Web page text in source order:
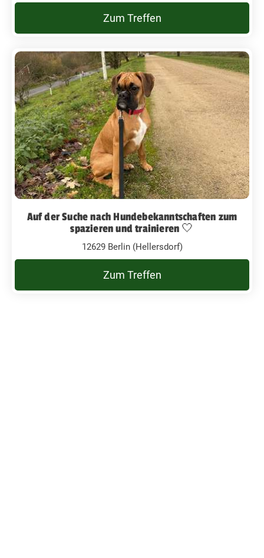
Zum Treffen
Auf der Suche nach Hundebekanntschaften zum
spazieren und trainieren 🤍
12629 Berlin (Hellersdorf)
Zum Treffen